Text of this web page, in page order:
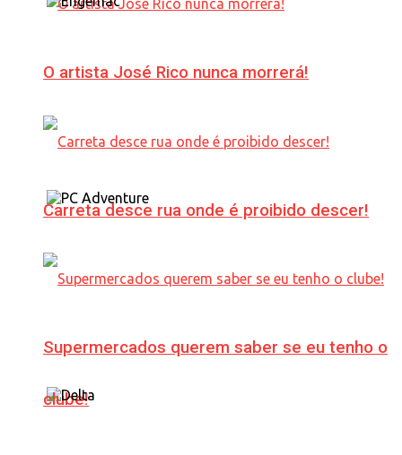
O artista José Rico nunca morrerá!
Carreta desce rua onde é proibido descer!
Supermercados querem saber se eu tenho o
clube!